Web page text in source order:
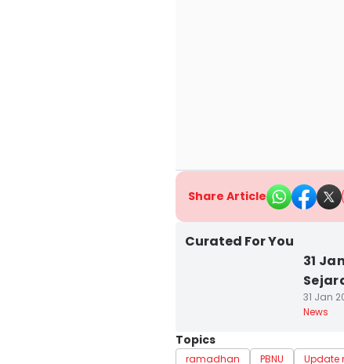
Share Article
Curated For You
31
31 Jan
News
Topics
ramadhan PBNU Update